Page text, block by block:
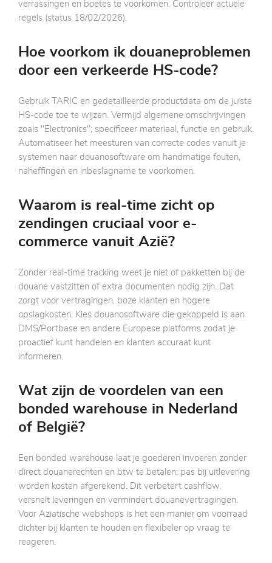
verrassingen en boetes te voorkomen. Controleer actuele
regels (status 18/02/2026).
Hoe voorkom ik douaneproblemen
door een verkeerde HS-code?
Gebruik TARIC en gedetailleerde productdata om de juiste
HS-code toe te wijzen. Vermijd algemene omschrijvingen
zoals "Electronics"; specificeer materiaal, functie en gebruik.
Automatiseer het meesturen van correcte codes vanuit je
systemen naar douanosoftware om handmatige fouten,
naheffingen en inbeslagname te voorkomen.
Waarom is real-time zicht op
zendingen cruciaal voor e-
commerce vanuit Azië?
Zonder real-time tracking weet je niet of pakketten bij de
douane vastzitten of extra documenten nodig zijn. Dat
zorgt voor vertragingen, boze klanten en hogere
opslagkosten. Kies douanosoftware die gekoppeld is aan
DMS/Portbase en andere Europese platforms zodat je
proactief kunt handelen en klanten accuraat kunt
informeren.
Wat zijn de voordelen van een
bonded warehouse in Nederland
of België?
Een bonded warehouse laat je goederen invoeren zonder
direct douanerechten en btw te betalen; pas bij uitlevering
worden kosten afgerekend. Dit verbetert cashflow,
versnelt leveringen en vermindert douanevertragingen.
Voor Aziatische webshops is het een manier om voorraad
dichter bij klanten te houden en flexibeler op vraag te
reageren.